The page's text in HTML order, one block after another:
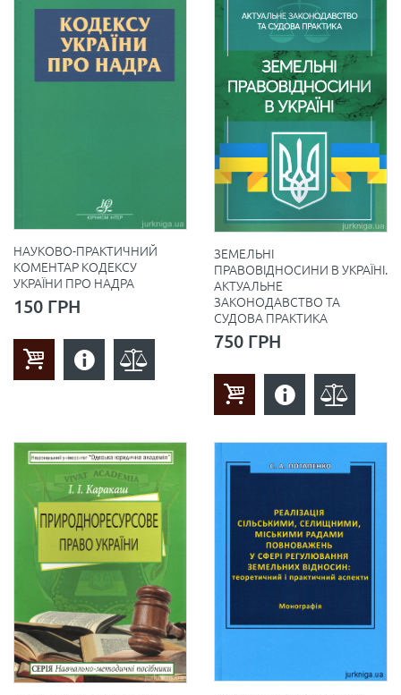
НАУКОВО-ПРАКТИЧНИЙ
КОМЕНТАР КОДЕКСУ
УКРАЇНИ ПРО НАДРА
150 ГРН
ЗЕМЕЛЬНІ
ПРАВОВІДНОСИНИ В УКРАЇНІ.
АКТУАЛЬНЕ
ЗАКОНОДАВСТВО ТА
СУДОВА ПРАКТИКА
750 ГРН